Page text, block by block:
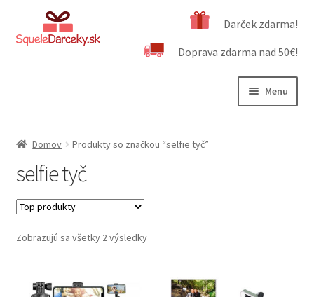
Preskočiť
na
Preskočiť
na
Darček zdarma!
Doprava zdarma nad 50€!
Menu
Dôležité informácie
Obchodné podmienky
Kontakt
Domov Produkty so značkou “selfie tyč”
selfie tyč
Zobrazujú sa všetky 2 výsledky